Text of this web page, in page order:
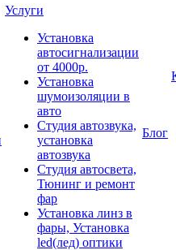
Услуги
Установка
автосигнализации
от 4000р.
Установка
шумоизоляции в
авто
Студия автозвука,
установка
автозвука
Студия автосвета,
Тюнинг и ремонт
фар
Установка линз в
фары, Установка
led(лед) оптики
Блог